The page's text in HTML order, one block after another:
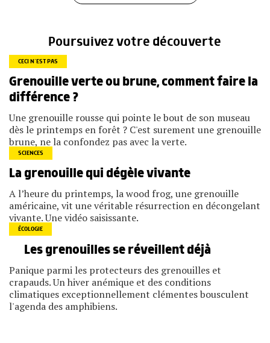
Poursuivez votre découverte
CECI N’EST PAS
Grenouille verte ou brune, comment faire la
différence ?
Une grenouille rousse qui pointe le bout de son museau
dès le printemps en forêt ? C'est surement une grenouille
brune, ne la confondez pas avec la verte.
SCIENCES
La grenouille qui dégèle vivante
A l’heure du printemps, la wood frog, une grenouille
américaine, vit une véritable résurrection en décongelant
vivante. Une vidéo saisissante.
ÉCOLOGIE
Les grenouilles se réveillent déjà
Panique parmi les protecteurs des grenouilles et
crapauds. Un hiver anémique et des conditions
climatiques exceptionnellement clémentes bousculent
l'agenda des amphibiens.